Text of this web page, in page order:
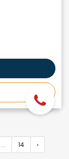
... 14 ›